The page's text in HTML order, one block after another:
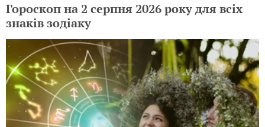
Гороскоп на 2 серпня 2026 року для всіх
знаків зодіаку